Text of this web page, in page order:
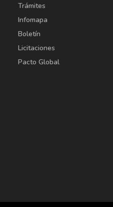
Trámites
Infomapa
Boletín
Licitaciones
Pacto Global